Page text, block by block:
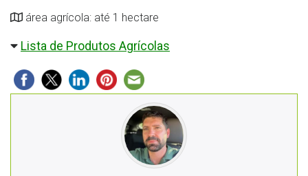
área agrícola: até 1 hectare
Lista de Produtos Agrícolas